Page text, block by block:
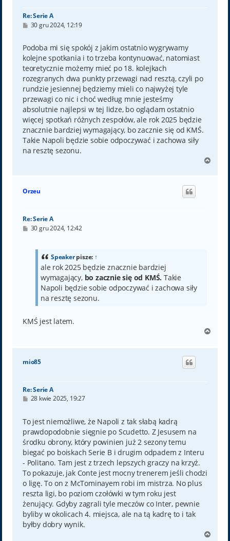
Re: Serie A
P
t
30 gru 2024, 12:19
Podoba mi się spokój z jakim ostatnio wygrywamy
kolejne spotkania i to trzeba kontynuować, natomiast
teoretycznie możemy mieć po 18. kolejkach
rozegranych dwa punkty przewagi nad resztą, czyli po
rundzie jesiennej będziemy mieli co najwyżej tyle
przewagi co nic i choć według mnie jesteśmy
absolutnie najlepsi w tej lidze, bo oglądam ostatnio
więcej spotkań różnych zespołów, ale rok 2025 będzie
znacznie bardziej wymagający, bo zacznie się od KMŚ.
Takie Napoli będzie sobie odpoczywać i zachowa siły
na resztę sezonu.
g
Orzeu
Re: Serie A
P30 gru 2024, 12:42
Speakerpisze: ↑
ale rok 2025 będzie znacznie bardziej
wymagający, bo zacznie się od KMŚ. Takie
Napoli będzie sobie odpoczywać i zachowa siły
na resztę sezonu.
KMŚ jest latem.
g
mio85
Re: Serie A
P
t
28 kwie 2025, 19:27
To jest niemożliwe, że Napoli z tak słabą kadrą
prawdopodobnie sięgnie po Scudetto. Z Jesusem na
środku obrony, który powinien już 2 sezony temu
biegać po boiskach Serie B i drugim odpadem z Interu
- Politano. Tam jest z trzech lepszych graczy na krzyż.
To pokazuje, jak Conte jest mocny trenerem jeśli chodzi
o ligę. To on z McTominayem robi im mistrza. No plus
reszta ligi, bo poziom czołówki w tym roku jest
żenujący. Gdyby zagrali tyle meczów co Inter, pewnie
byliby w okolicach 4. miejsca, ale na tą kadrę to i tak
byłby dobry wynik.